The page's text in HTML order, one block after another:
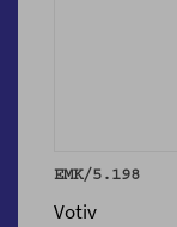
EMK/5.198
Votiv